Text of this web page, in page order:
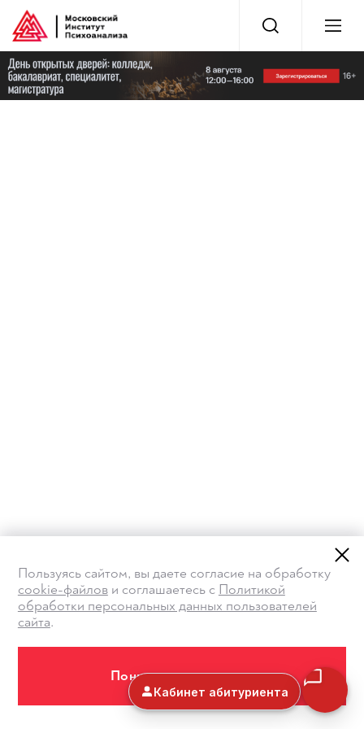
Пользуясь сайтом, вы даете согласие на обработку
cookie-файлови соглашаетесь с Политикой
обработки персональных данных пользователей
сайта.
Понимаю и принимаю